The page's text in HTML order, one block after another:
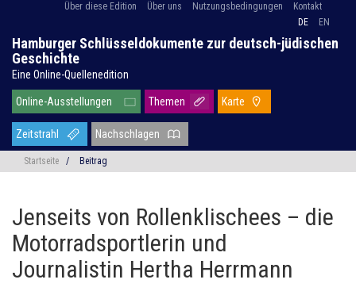
Über diese Edition Über uns Nutzungsbedingungen
Kontakt
DE
EN
Hamburger Schlüsseldokumente zur deutsch-jüdischen
Geschichte
Eine Online-Quellenedition
Online-Ausstellungen Themen Karte
Zeitstrahl Nachschlagen
Startseite / Beitrag
Jenseits von Rollenklischees – die
Motorradsportlerin und
Journalistin Hertha Herrmann